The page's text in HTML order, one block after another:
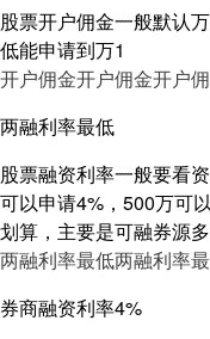
股票开户佣金一般默认
低能申请到万1
开户佣金开户佣金开户
两融利率最低
股票融资利率一般要看
可以申请4%，500万可
划算，主要是可融券源
两融利率最低两融利率
券商融资利率4%